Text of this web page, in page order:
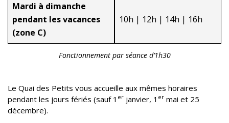
Mardi à dimanche
pendant les vacances
(zone C)
10h | 12h | 14h | 16h
Fonctionnement par séance d’1h30
Le Quai des Petits vous accueille aux mêmes horaires
pendant les jours fériés (sauf 1 er janvier, 1 er mai et 25
décembre).